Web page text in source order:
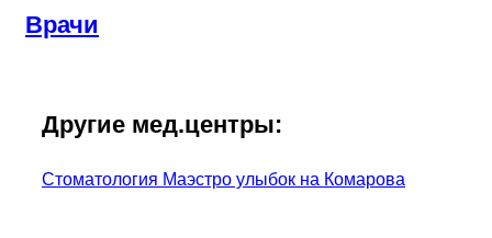
Врачи
Другие мед.центры:
Стоматология Маэстро улыбок на Комарова